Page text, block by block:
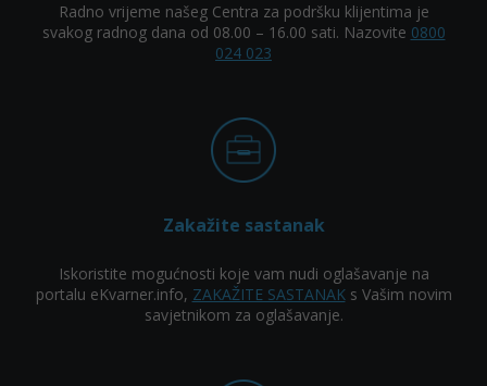
Radno vrijeme našeg Centra za podršku klijentima je
svakog radnog dana od 08.00 – 16.00 sati. Nazovite 0800
024 023
Zakažite sastanak
Iskoristite mogućnosti koje vam nudi oglašavanje na
portalu eKvarner.info, ZAKAŽITE SASTANAKs Vašim novim
savjetnikom za oglašavanje.